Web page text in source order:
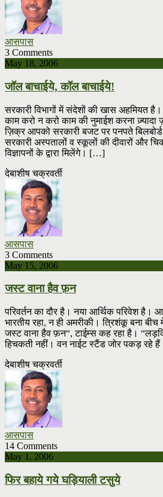
आसपास
3 Comments
May 18, 2006
जॉल बाचाईये, कॉल बाचाईये!
सरकारी विभागों में संदेशों की खास अहमियत
काम करो न करो काम की नुमाईश करना
ज़िक्र आपको सरकारी बजट पर पनपते
सरकारी अस्पतालों व स्कूलों की दीवारों और
विज्ञापनों के द्वारा मिलेंगे। […]
देबाशीष चक्रवर्ती
आसपास
3 Comments
May 15, 2006
जस्ट वाना हैव फ़न
परिवर्तन का दौर है। नया आर्थिक परिवेश है।
भारतीय रहा, न ही अमरीकी। त्रिशंकू बना
जस्ट वाना हैव फ़न“, टाईम्स कह रहा है।
हिचकती नहीं। वन नाईट स्टैंड जोर पकड़ रहे
देबाशीष चक्रवर्ती
आसपास
14 Comments
May 1, 2006
फिर बहाये गये घड़ियाली टसुये